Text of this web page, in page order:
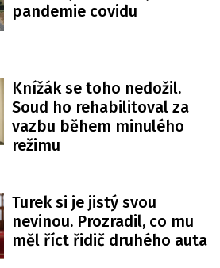
pandemie covidu
Knížák se toho nedožil.
Soud ho rehabilitoval za
vazbu během minulého
režimu
Turek si je jistý svou
nevinou. Prozradil, co mu
měl říct řidič druhého auta